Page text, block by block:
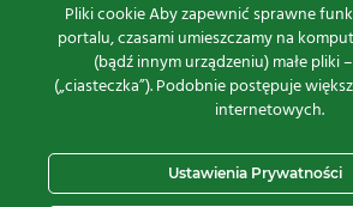
Projekt i realizacja:
Pliki cookie Aby zapewnić sprawne
portalu, czasami umieszczamy na
(bądź innym urządzeniu) małe pliki
(„ciasteczka”). Podobnie postępuje
internetowych.
Ustawienia Prywatności